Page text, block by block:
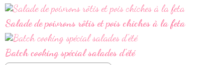
Salade de poivrons rôtis et pois chiches à la feta
Batch cooking spécial salades d'été